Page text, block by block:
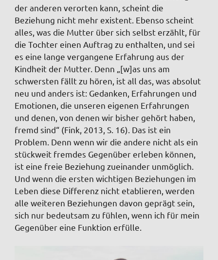
der anderen verorten kann, scheint die
Beziehung nicht mehr existent. Ebenso scheint
alles, was die Mutter über sich selbst erzählt, für
die Tochter einen Auftrag zu enthalten, und sei
es eine lange vergangene Erfahrung aus der
Kindheit der Mutter. Denn „[w]as uns am
schwersten fällt zu hören, ist all das, was absolut
neu und anders ist: Gedanken, Erfahrungen und
Emotionen, die unseren eigenen Erfahrungen
und denen, von denen wir bisher gehört haben,
fremd sind“ (Fink, 2013, S. 16). Das ist ein
Problem. Denn wenn wir die andere nicht als ein
stückweit fremdes Gegenüber erleben können,
ist eine freie Beziehung zueinander unmöglich.
Und wenn die ersten wichtigen Beziehungen im
Leben diese Differenz nicht etablieren, werden
alle weiteren Beziehungen davon geprägt sein,
sich nur bedeutsam zu fühlen, wenn ich für mein
Gegenüber eine Funktion erfülle.